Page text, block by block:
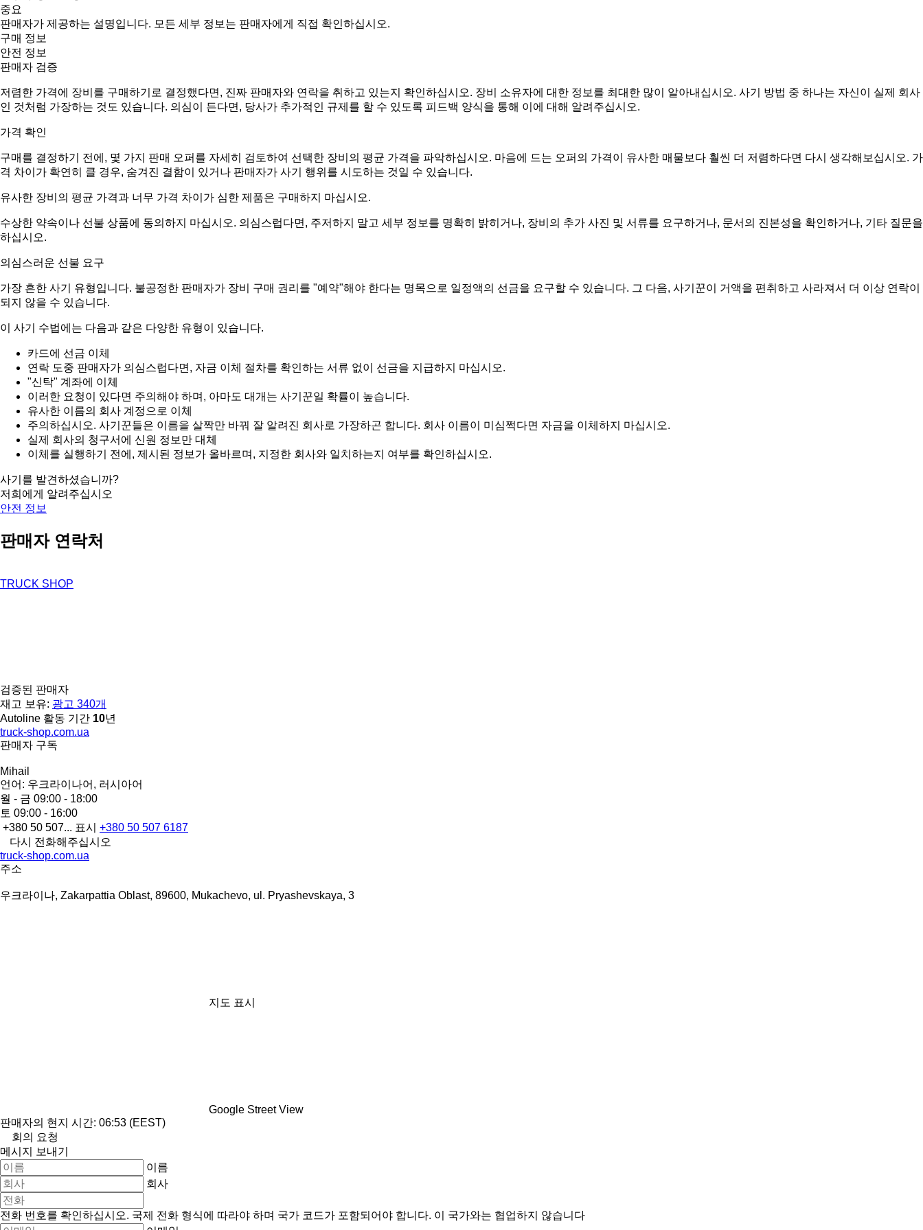
중요
판매자가 제공하는 설명입니다. 모든 세부 정보는 판매자에게 직접 확인하십시오.
구매 정보
안전 정보
판매자 검증
저렴한 가격에 장비를 구매하기로 결정했다면, 진짜 판매자와 연락을 취하고 있는지 확인하십시오. 장비 소유자에 대한 정보를 최대한 많이 알아내십시오. 사기 방법 중 하나는 자신이 실제 회사
인 것처럼 가장하는 것도 있습니다. 의심이 든다면, 당사가 추가적인 규제를 할 수 있도록 피드백 양식을 통해 이에 대해 알려주십시오.
가격 확인
구매를 결정하기 전에, 몇 가지 판매 오퍼를 자세히 검토하여 선택한 장비의 평균 가격을 파악하십시오. 마음에 드는 오퍼의 가격이 유사한 매물보다 훨씬 더 저렴하다면 다시 생각해보십시오. 가
격 차이가 확연히 클 경우, 숨겨진 결함이 있거나 판매자가 사기 행위를 시도하는 것일 수 있습니다.
유사한 장비의 평균 가격과 너무 가격 차이가 심한 제품은 구매하지 마십시오.
수상한 약속이나 선불 상품에 동의하지 마십시오. 의심스럽다면, 주저하지 말고 세부 정보를 명확히 밝히거나, 장비의 추가 사진 및 서류를 요구하거나, 문서의 진본성을 확인하거나, 기타 질문을
하십시오.
의심스러운 선불 요구
가장 흔한 사기 유형입니다. 불공정한 판매자가 장비 구매 권리를 "예약"해야 한다는 명목으로 일정액의 선금을 요구할 수 있습니다. 그 다음, 사기꾼이 거액을 편취하고 사라져서 더 이상 연락이
되지 않을 수 있습니다.
이 사기 수법에는 다음과 같은 다양한 유형이 있습니다.
카드에 선금 이체
연락 도중 판매자가 의심스럽다면, 자금 이체 절차를 확인하는 서류 없이 선금을 지급하지 마십시오.
"신탁" 계좌에 이체
이러한 요청이 있다면 주의해야 하며, 아마도 대개는 사기꾼일 확률이 높습니다.
유사한 이름의 회사 계정으로 이체
주의하십시오. 사기꾼들은 이름을 살짝만 바꿔 잘 알려진 회사로 가장하곤 합니다. 회사 이름이 미심쩍다면 자금을 이체하지 마십시오.
실제 회사의 청구서에 신원 정보만 대체
이체를 실행하기 전에, 제시된 정보가 올바르며, 지정한 회사와 일치하는지 여부를 확인하십시오.
사기를 발견하셨습니까?
저희에게 알려주십시오
안전 정보
판매자 연락처
TRUCK SHOP
검증된 판매자
재고 보유: 광고 340개
Autoline 활동 기간 10년
truck-shop.com.ua
판매자 구독
Mihail
언어: 우크라이나어, 러시아어
월 - 금 09:00 - 18:00
토 09:00 - 16:00
+380 50 507... 표시 +380 50 507 6187
다시 전화해주십시오
truck-shop.com.ua
주소
우크라이나, Zakarpattia Oblast, 89600, Mukachevo, ul. Pryashevskaya, 3
지도 표시
Google Street View
판매자의 현지 시간: 06:53 (EEST)
회의 요청
메시지 보내기
이름
회사
전화 번호를 확인하십시오. 국제 전화 형식에 따라야 하며 국가 코드가 포함되어야 합니다. 이 국가와는 협업하지 않습니다